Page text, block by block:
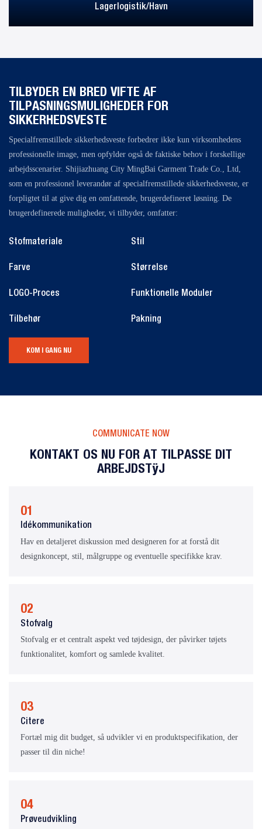
Lagerlogistik/havn
TILBYDER EN BRED VIFTE AF
TILPASNINGSMULIGHEDER FOR
SIKKERHEDSVESTE
Specialfremstillede sikkerhedsveste forbedrer ikke kun virksomhedens
professionelle image, men opfylder også de faktiske behov i forskellige
arbejdsscenarier. Shijiazhuang City MingBai Garment Trade Co., Ltd,
som en professionel leverandør af specialfremstillede sikkerhedsveste, er
forpligtet til at give dig en omfattende, brugerdefineret løsning. De
brugerdefinerede muligheder, vi tilbyder, omfatter:
Stofmateriale Stil
Farve Størrelse
LOGO-Proces Funktionelle Moduler
Tilbehør Pakning
KOM I GANG NU
COMMUNICATE NOW
KONTAKT OS NU FOR AT TILPASSE DIT
ARBEJDSTØJ
01
Idékommunikation
Hav en detaljeret diskussion med designeren for at forstå dit
designkoncept, stil, målgruppe og eventuelle specifikke krav.
02
Stofvalg
Stofvalg er et centralt aspekt ved tøjdesign, der påvirker tøjets
funktionalitet, komfort og samlede kvalitet.
03
Citere
Fortæl mig dit budget, så udvikler vi en produktspecifikation, der
passer til din niche!
04
Prøveudvikling